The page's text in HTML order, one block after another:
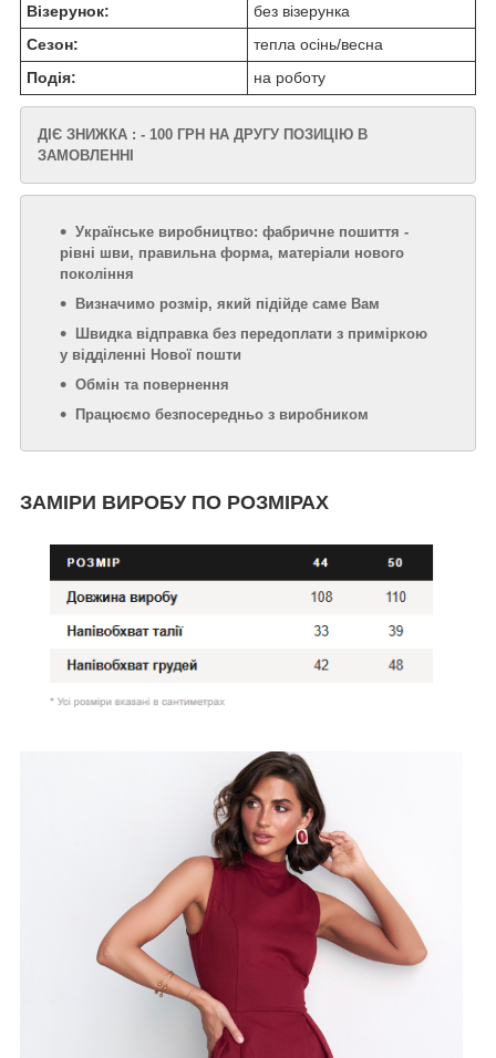
Візерунок:
без візерунка
Сезон:
тепла осінь/весна
Подія:
на роботу
ДІЄ ЗНИЖКА : - 100 ГРН НА ДРУГУ ПОЗИЦІЮ В
ЗАМОВЛЕННІ
Українське виробництво: фабричне пошиття -
рівні шви, правильна форма, матеріали нового
покоління
Визначимо розмір, який підійде саме Вам
Швидка відправка без передоплати з приміркою
у відділенні Нової пошти
Обмін та повернення
Працюємо безпосередньо з виробником
ЗАМІРИ ВИРОБУ ПО РОЗМІРАХ